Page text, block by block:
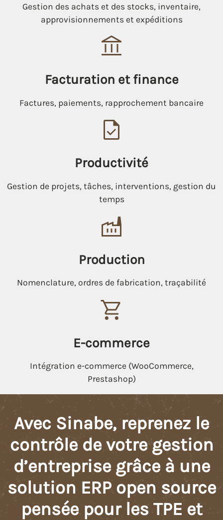
Gestion des achats et des stocks, inventaire,
approvisionnements et expéditions
Facturation et finance
Factures, paiements, rapprochement bancaire
Productivité
Gestion de projets, tâches, interventions, gestion du
temps
Production
Nomenclature, ordres de fabrication, traçabilité
E-commerce
Intégration e-commerce (WooCommerce,
Prestashop)
Avec Sinabe, reprenez le
contrôle de votre gestion
d’entreprise grâce à une
solution ERP open source
pensée pour les TPE et